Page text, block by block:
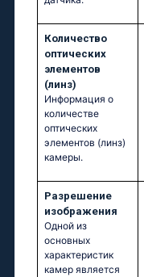
Количество
оптических
элементов
(линз)
Информация о
количестве
оптических
элементов (линз)
камеры.
Разрешение
изображения
Одной из
основных
характеристик
камер является